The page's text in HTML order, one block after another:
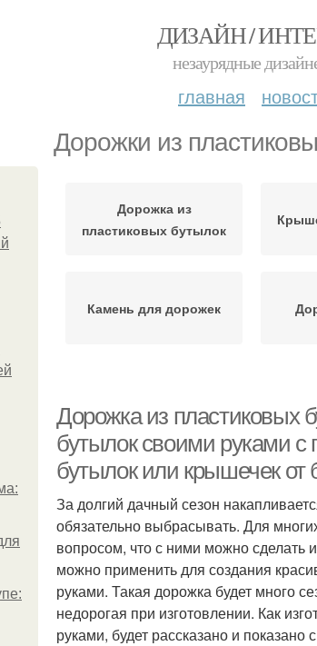
ДИЗАЙН /
незаурядные
главная
Дорожки из
Дорожка из
пластиковых бутылок
Камень для дорожек
Дорожка из старых
Дорожки из
автомобильных
протекторов
Дорожка из пластиковых
бутылок своими руками
бутылок или крышечек от
За долгий дачный сезон
обязательно выбрасывать. Для
вопросом, что с ними можно сделать
можно применить для создания
руками. Такая дорожка будет много
недорогая при изготовлении. Как
руками, будет рассказано и